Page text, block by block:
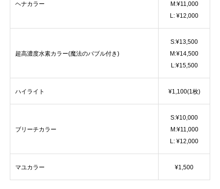
ヘナカラー
M:¥11,000
L: ¥12,000
超高濃度水素カラー(魔法のバブル付き)
S:¥13,500
M:¥14,500
L:¥15,500
ハイライト ¥1,100(1枚)
ブリーチカラー
S:¥10,000
M:¥11,000
L: ¥12,000
マユカラー ¥1,500